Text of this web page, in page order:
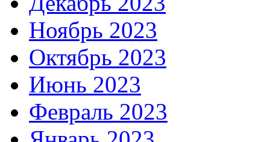
Ноябрь 2023
Октябрь 2023
Июнь 2023
Февраль 2023